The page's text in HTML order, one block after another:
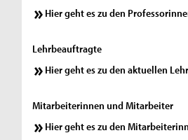
Hier geht es zu den
Lehrbeauftragte
Hier geht es zu den aktuellen
Mitarbeiterinnen und Mitarbeiter
Hier geht es zu den